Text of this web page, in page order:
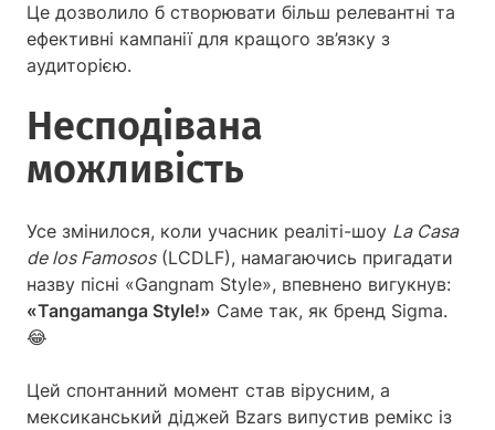
Це дозволило б створювати більш релевантні та
ефективні кампанії для кращого зв’язку з
аудиторією.
Несподівана
можливість
Усе змінилося, коли учасник реаліті-шоу La Casa
de los Famosos(LCDLF), намагаючись пригадати
назву пісні «Gangnam Style», впевнено вигукнув:
«Tangamanga Style!» Саме так, як бренд Sigma.
😂
Цей спонтанний момент став вірусним, а
мексиканський діджей Bzars випустив ремікс із